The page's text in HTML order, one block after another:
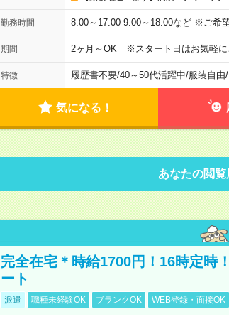
勤務時間 8:00～17:00 9:00～18:00など ※ご希
期間 2ヶ月～OK ※スタート日はお気軽に
特徴 履歴書不要/40～50代活躍中/服装自由/
気になる！
あなたの閲
完全在宅＊時給1700円！16時定時
ート
派遣 職種未経験OK ブランクOK WEB登録・面接OK